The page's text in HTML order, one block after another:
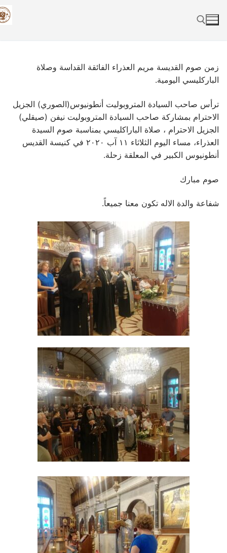
Skip
to
Search for:
زمن صوم القديسة مريم العذراء الفائقة القداسة وصلاة
الباركليسي اليومية.
ترأس صاحب السيادة المتروبوليت أنطونيوس(الصوري) الجزيل
الاحترام بمشاركة صاحب السيادة المتروبوليت نيفن (صيقلي)
الجزيل الاحترام ، صلاة الباراكليسي بمناسبة صوم السيدة
العذراء، مساء اليوم الثلاثاء ١١ آب ٢٠٢٠ في كنيسة القديس
أنطونيوس الكبير في المعلقة زحلة.
صوم مبارك
شفاعة والدة الاله تكون معنا جميعاً.